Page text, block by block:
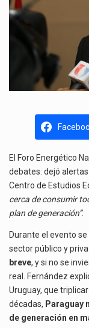
El Foro Energético
debates: dejó
Centro de Estudios
cerca de consumir
plan de generación”.
Durante el evento
sector público y
breve, y si no se
real. Fernández
Uruguay, que
décadas, Paraguay
de generación en